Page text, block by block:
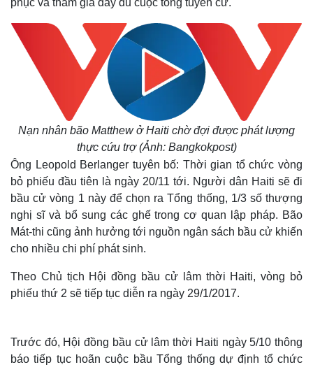
phục và tham gia đầy đủ cuộc tổng tuyển cử.
Nạn nhân bão Matthew ở Haiti chờ đợi được phát lượng
thực cứu trợ (Ảnh: Bangkokpost)
Ông Leopold Berlanger tuyên bố: Thời gian tổ chức vòng
bỏ phiếu đầu tiên là ngày 20/11 tới. Người dân Haiti sẽ đi
bầu cử vòng 1 này để chọn ra Tổng thống, 1/3 số thượng
nghị sĩ và bổ sung các ghế trong cơ quan lập pháp. Bão
Mát-thi cũng ảnh hưởng tới nguồn ngân sách bầu cử khiến
cho nhiều chi phí phát sinh.
Theo Chủ tịch Hội đồng bầu cử lâm thời Haiti, vòng bỏ
phiếu thứ 2 sẽ tiếp tục diễn ra ngày 29/1/2017.
Trước đó, Hội đồng bầu cử lâm thời Haiti ngày 5/10 thông
báo tiếp tục hoãn cuộc bầu Tổng thống dự định tổ chức